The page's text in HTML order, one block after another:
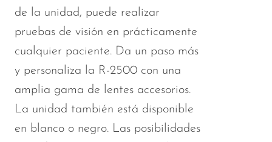
de la unidad, puede realizar
pruebas de visión en prácticamente
cualquier paciente. Da un paso más
y personaliza la R-2500 con una
amplia gama de lentes accesorios.
La unidad también está disponible
en blanco o negro. Las posibilidades